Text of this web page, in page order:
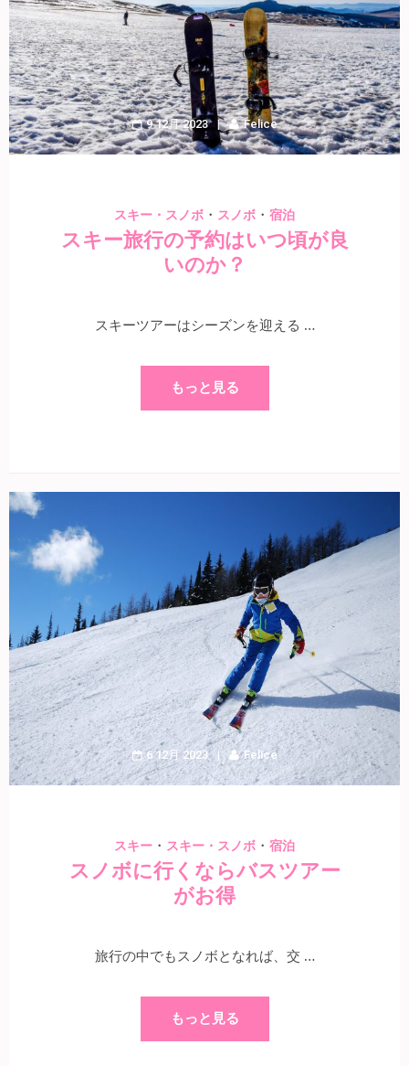
9 12月 2023 Felice
スキー・スノボ ・ スノボ ・ 宿泊
スキー旅行の予約はいつ頃が良
いのか？
スキーツアーはシーズンを迎える …
もっと見る
6 12月 2023 Felice
スキー ・ スキー・スノボ ・ 宿泊
スノボに行くならバスツアー
がお得
旅行の中でもスノボとなれば、交 …
もっと見る